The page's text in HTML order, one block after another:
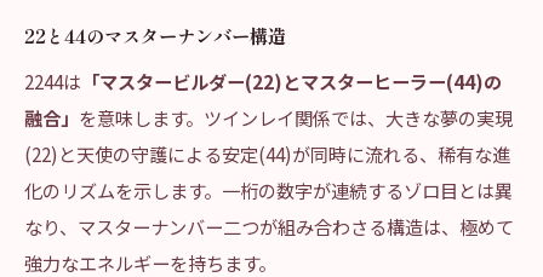
22と44のマスターナンバー構造
2244は 「マスタービルダー(22)とマスターヒーラー(44)の
融合」 を意味します。ツインレイ関係では、大きな夢の実現
(22)と天使の守護による安定(44)が同時に流れる、稀有な進
化のリズムを示します。一桁の数字が連続するゾロ目とは異
なり、マスターナンバー二つが組み合わさる構造は、極めて
強力なエネルギーを持ちます。